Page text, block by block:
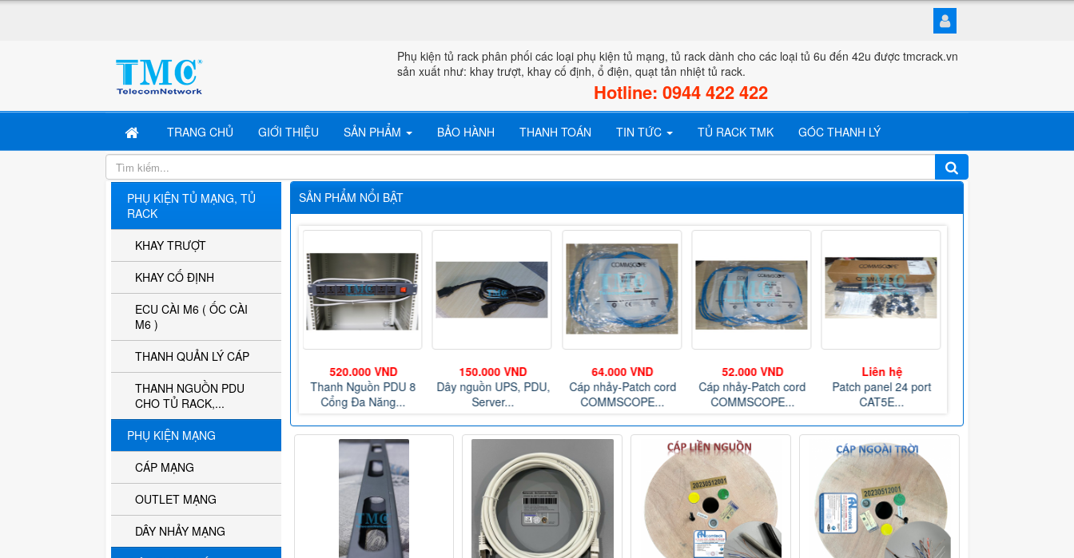
Phụ kiện tủ rack phân phối các loại phụ kiện tủ mạng, tủ rack dành cho các loại tủ 6u đến 42u được tmcrack.vn
sản xuất như: khay trượt, khay cố định, ổ điện, quạt tản nhiệt tủ rack.
Hotline: 0944 422 422
TRANG CHỦ GIỚI THIỆU SẢN PHẨM BẢO HÀNH THANH TOÁN TIN TỨC TỦ RACK TMK GÓC THANH LÝ
SẢN PHẨM NỔI BẬT
300.000 VND
Thanh Nguồn PDU 6
Cổng, Công...
850.000 VND
Thanh Nguồn PDU 12
Cổng C13...
520.000 VND
Thanh Nguồn PDU 8
Cổng Đa Năng...
150.000 VND
Dây nguồn UPS, PDU,
Server...
64.000 VND
Cáp nhảy-Patch cord
COMMSCOPE...
52.000 VND
Cáp nhảy-Patch cord
COMMSCOPE...
Liên hệ
Patch panel 24 port
CAT5E...
PHỤ KIỆN TỦ MẠNG, TỦ
RACK
KHAY TRƯỢT
KHAY CỐ ĐỊNH
ECU CÀI M6 ( ỐC CÀI
M6 )
THANH QUẢN LÝ CÁP
THANH NGUỒN PDU
CHO TỦ RACK,...
PHỤ KIỆN MẠNG
CÁP MẠNG
OUTLET MẠNG
DÂY NHẢY MẠNG